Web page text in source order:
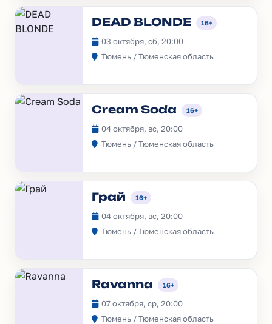
DEAD BLONDE 16+
03 октября, сб, 20:00
Тюмень / Тюменская область
Cream Soda 16+
04 октября, вс, 20:00
Тюмень / Тюменская область
Грай 16+
04 октября, вс, 20:00
Тюмень / Тюменская область
Ravanna 16+
07 октября, ср, 20:00
Тюмень / Тюменская область